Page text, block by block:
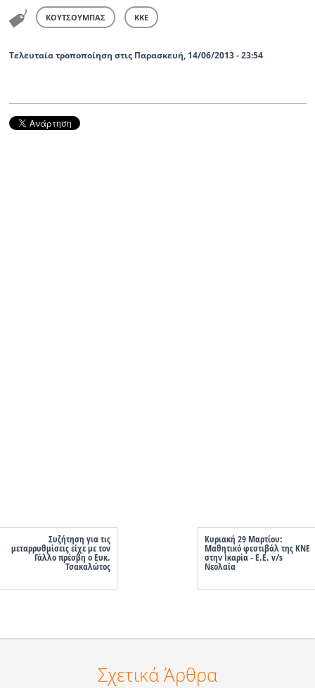
KΟΥΤΣΟΥΜΠΑΣ ΚΚΕ
Τελευταία τροποποίηση στις Παρασκευή, 14/06/2013 - 23:54
Συζήτηση για τις
μεταρρυθμίσεις είχε με τον
Γάλλο πρέσβη ο Ευκ.
Τσακαλώτος
Κυριακή 29 Μαρτίου:
Μαθητικό φεστιβάλ της ΚΝΕ
στην Ικαρία - Ε.Ε. v/s
Νεολαία
Σχετικά Άρθρα